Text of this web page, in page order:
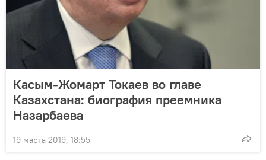
Касым-Жомарт Токаев во главе
Казахстана: биография преемника
Назарбаева
19 марта 2019, 18:55